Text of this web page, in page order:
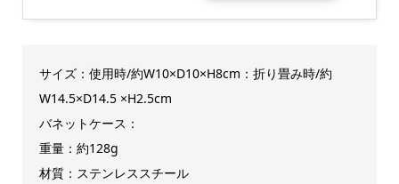
サイズ：使用時/約W10×D10×H8cm：折り畳み時/約
W14.5×D14.5 ×H2.5cm
バネットケース：
重量：約128g
材質：ステンレススチール